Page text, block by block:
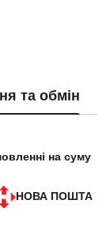
та обмін
на суму
НОВА ПОШТА